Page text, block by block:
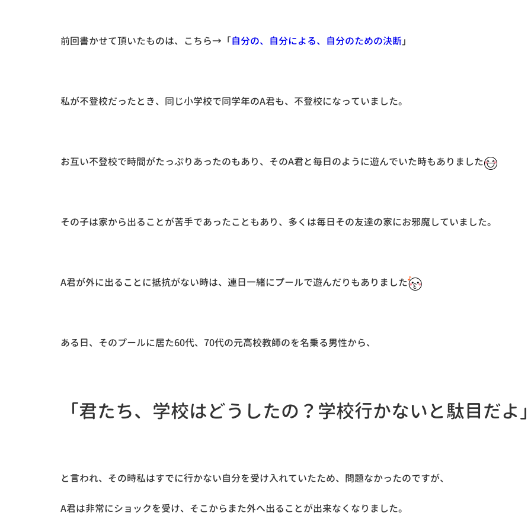
前回書かせて頂いたものは、こちら→「自分の、自分による、自分のための決断」
私が不登校だったとき、同じ小学校で同学年のA君も、不登校になっていました。
お互い不登校で時間がたっぷりあったのもあり、そのA君と毎日のように遊んでいた時もありました
その子は家から出ることが苦手であったこともあり、多くは毎日その友達の家にお邪魔していました。
A君が外に出ることに抵抗がない時は、連日一緒にプールで遊んだりもありました
ある日、そのプールに居た60代、70代の元高校教師のを名乗る男性から、
「君たち、学校はどうしたの？学校行かないと駄目だよ」
と言われ、その時私はすでに行かない自分を受け入れていたため、問題なかったのですが、
A君は非常にショックを受け、そこからまた外へ出ることが出来なくなりました。